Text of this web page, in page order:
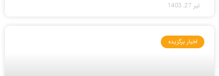
تیر 27, 1403
اخبار برگزیده